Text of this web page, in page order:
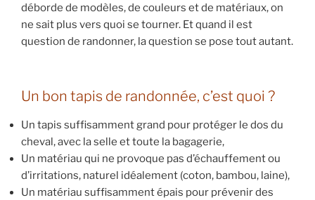
déborde de modèles, de couleurs et de matériaux, on
ne sait plus vers quoi se tourner. Et quand il est
question de randonner, la question se pose tout autant.
Un bon tapis de randonnée, c’est quoi ?
Un tapis suffisamment grand pour protéger le dos du
cheval, avec la selle et toute la bagagerie,
Un matériau qui ne provoque pas d’échauffement ou
d’irritations, naturel idéalement (coton, bambou, laine),
Un matériau suffisamment épais pour prévenir des